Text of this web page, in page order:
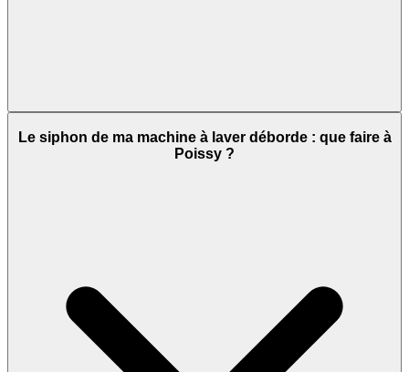
Le siphon de ma machine à laver déborde : que faire à
Poissy ?